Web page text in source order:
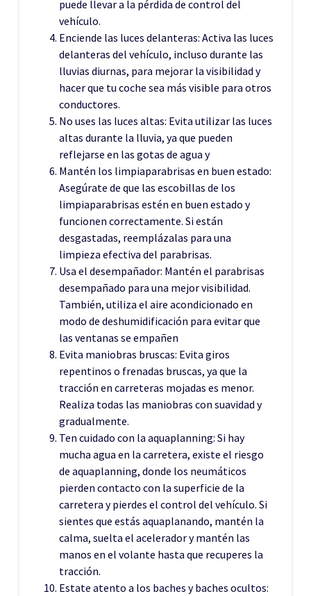
puede llevar a la pérdida de control del
vehículo.
Enciende las luces delanteras: Activa las luces
delanteras del vehículo, incluso durante las
lluvias diurnas, para mejorar la visibilidad y
hacer que tu coche sea más visible para otros
conductores.
No uses las luces altas: Evita utilizar las luces
altas durante la lluvia, ya que pueden
reflejarse en las gotas de agua y
Mantén los limpiaparabrisas en buen estado:
Asegúrate de que las escobillas de los
limpiaparabrisas estén en buen estado y
funcionen correctamente. Si están
desgastadas, reemplázalas para una
limpieza efectiva del parabrisas.
Usa el desempañador: Mantén el parabrisas
desempañado para una mejor visibilidad.
También, utiliza el aire acondicionado en
modo de deshumidificación para evitar que
las ventanas se empañen
Evita maniobras bruscas: Evita giros
repentinos o frenadas bruscas, ya que la
tracción en carreteras mojadas es menor.
Realiza todas las maniobras con suavidad y
gradualmente.
Ten cuidado con la aquaplanning: Si hay
mucha agua en la carretera, existe el riesgo
de aquaplanning, donde los neumáticos
pierden contacto con la superficie de la
carretera y pierdes el control del vehículo. Si
sientes que estás aquaplanando, mantén la
calma, suelta el acelerador y mantén las
manos en el volante hasta que recuperes la
tracción.
Estate atento a los baches y baches ocultos: